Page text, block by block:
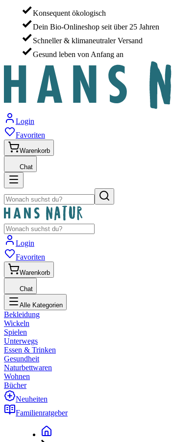
Konsequent ökologisch
Dein Bio-Onlineshop seit über 25 Jahren
Schneller & klimaneutraler Versand
Gesund leben von Anfang an
Login
Favoriten
Warenkorb
Chat
Login
Favoriten
Warenkorb
Chat
Alle Kategorien
Bekleidung
Wickeln
Spielen
Unterwegs
Essen & Trinken
Gesundheit
Naturbettwaren
Wohnen
Bücher
Neuheiten
Familienratgeber